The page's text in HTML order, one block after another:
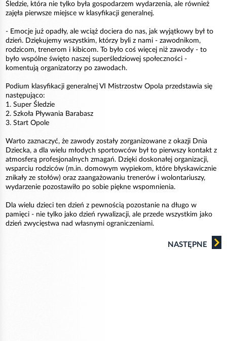
Śledzie, która nie tylko była gospodarzem wydarzenia, ale również
zajęła pierwsze miejsce w klasyfikacji generalnej.
- Emocje już opadły, ale wciąż dociera do nas, jak wyjątkowy był to
dzień. Dziękujemy wszystkim, którzy byli z nami - zawodnikom,
rodzicom, trenerom i kibicom. To było coś więcej niż zawody - to
było wspólne święto naszej superśledziowej społeczności -
komentują organizatorzy po zawodach.
Podium klasyfikacji generalnej VI Mistrzostw Opola przedstawia się
następująco:
1. Super Śledzie
2. Szkoła Pływania Barabasz
3. Start Opole
Warto zaznaczyć, że zawody zostały zorganizowane z okazji Dnia
Dziecka, a dla wielu młodych sportowców był to pierwszy kontakt z
atmosferą profesjonalnych zmagań. Dzięki doskonałej organizacji,
wsparciu rodziców (m.in. domowym wypiekom, które błyskawicznie
znikały ze stołów) oraz zaangażowaniu trenerów i wolontariuszy,
wydarzenie pozostawiło po sobie piękne wspomnienia.
Dla wielu dzieci ten dzień z pewnością pozostanie na długo w
pamięci - nie tylko jako dzień rywalizacji, ale przede wszystkim jako
dzień zwycięstwa nad własnymi ograniczeniami.
NASTĘPNE